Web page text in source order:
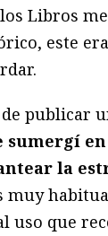
Libros
este
publicar
sumergí
la
muy
uso que